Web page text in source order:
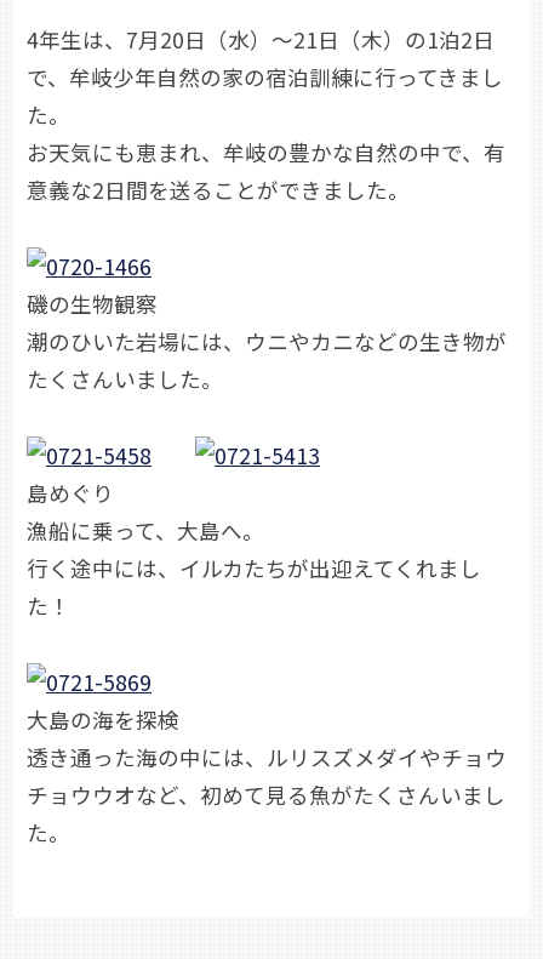
4年生は、7月20日（水）～21日（木）の1泊2日
で、牟岐少年自然の家の宿泊訓練に行ってきまし
た。
お天気にも恵まれ、牟岐の豊かな自然の中で、有
意義な2日間を送ることができました。
磯の生物観察
潮のひいた岩場には、ウニやカニなどの生き物が
たくさんいました。
島めぐり
漁船に乗って、大島へ。
行く途中には、イルカたちが出迎えてくれまし
た！
大島の海を探検
透き通った海の中には、ルリスズメダイやチョウ
チョウウオなど、初めて見る魚がたくさんいまし
た。